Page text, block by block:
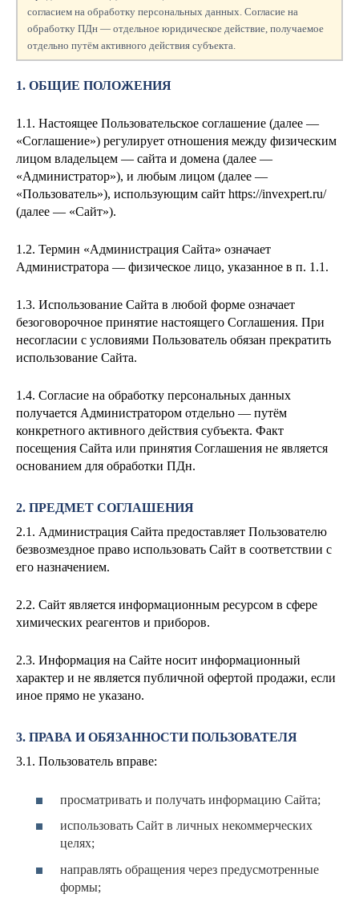
согласием на обработку персональных данных. Согласие на
обработку ПДн — отдельное юридическое действие, получаемое
отдельно путём активного действия субъекта.
1. ОБЩИЕ ПОЛОЖЕНИЯ
1.1. Настоящее Пользовательское соглашение (далее —
«Соглашение») регулирует отношения между физическим
лицом владельцем — сайта и домена (далее —
«Администратор»), и любым лицом (далее —
«Пользователь»), использующим сайт https://invexpert.ru/
(далее — «Сайт»).
1.2. Термин «Администрация Сайта» означает
Администратора — физическое лицо, указанное в п. 1.1.
1.3. Использование Сайта в любой форме означает
безоговорочное принятие настоящего Соглашения. При
несогласии с условиями Пользователь обязан прекратить
использование Сайта.
1.4. Согласие на обработку персональных данных
получается Администратором отдельно — путём
конкретного активного действия субъекта. Факт
посещения Сайта или принятия Соглашения не является
основанием для обработки ПДн.
2. ПРЕДМЕТ СОГЛАШЕНИЯ
2.1. Администрация Сайта предоставляет Пользователю
безвозмездное право использовать Сайт в соответствии с
его назначением.
2.2. Сайт является информационным ресурсом в сфере
химических реагентов и приборов.
2.3. Информация на Сайте носит информационный
характер и не является публичной офертой продажи, если
иное прямо не указано.
3. ПРАВА И ОБЯЗАННОСТИ ПОЛЬЗОВАТЕЛЯ
3.1. Пользователь вправе:
просматривать и получать информацию Сайта;
использовать Сайт в личных некоммерческих
целях;
направлять обращения через предусмотренные
формы;